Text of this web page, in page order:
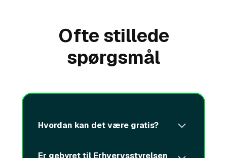
Ofte stillede
spørgsmål
Hvordan kan det være gratis?
Er gebyret til Erhvervsstyrelsen